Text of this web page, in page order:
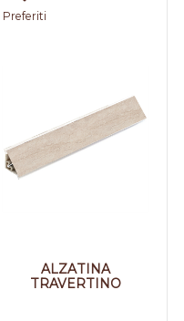
Preferiti
ALZATINA
TRAVERTINO